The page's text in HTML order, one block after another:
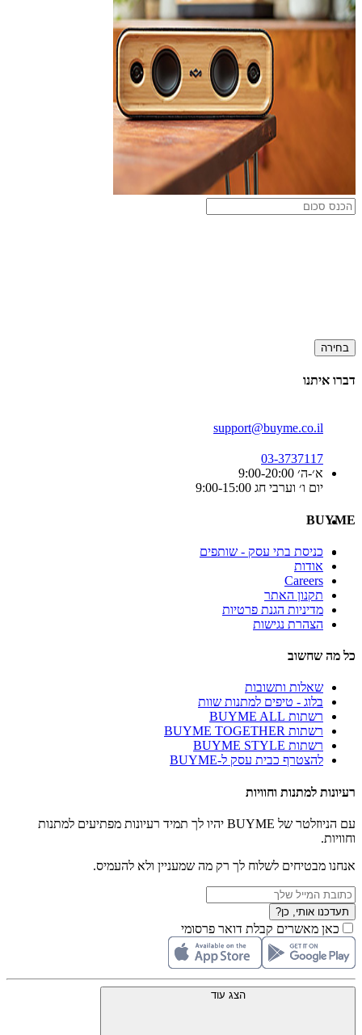
בחירה
דברו איתנו
support@buyme.co.il
03-3737117
א׳-ה׳ 9:00-20:00
יום ו׳ וערבי חג 9:00-15:00
BUYME
כניסת בתי עסק - שותפים
אודות
Careers
תקנון האתר
מדיניות הגנת פרטיות
הצהרת נגישות
כל מה שחשוב
שאלות ותשובות
בלוג - טיפים למתנות שוות
רשתות BUYME ALL
רשתות BUYME TOGETHER
רשתות BUYME STYLE
להצטרף כבית עסק ל-BUYME
רעיונות למתנות וחוויות
עם הניוזלטר של BUYME יהיו לך תמיד רעיונות מפתיעים למתנות
וחוויות.
אנחנו מבטיחים לשלוח לך רק מה שמעניין ולא להעמיס.
תעדכנו אותי, כן?
כאן מאשרים קבלת דואר פרסומי
הצג עוד